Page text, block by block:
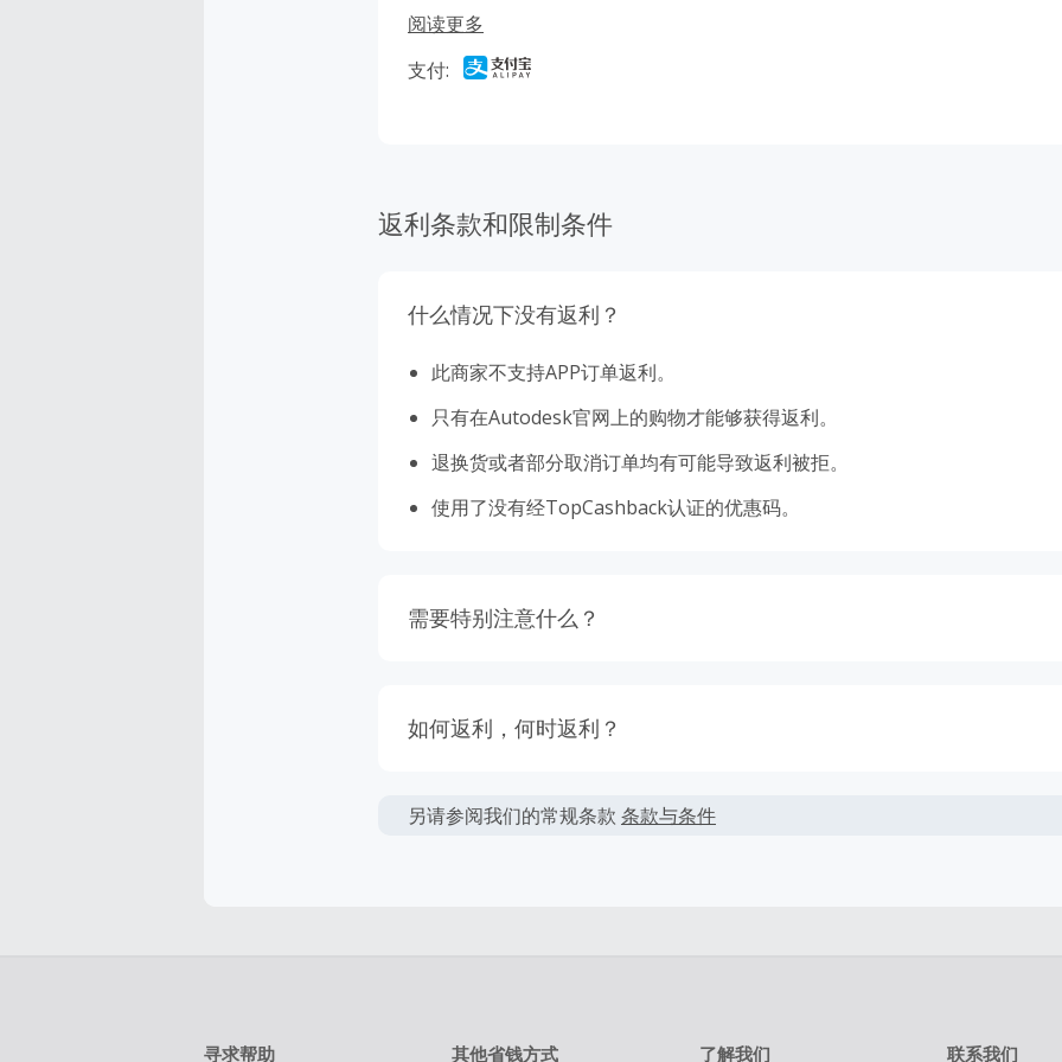
返利更省钱。
阅读更多
支付:
返利条款和限制条件
什么情况下没有返利？
此商家不支持APP订单返利。
只有在Autodesk官网上的购物才能够获得返利。
退换货或者部分取消订单均有可能导致返利被拒。
使用了没有经TopCashback认证的优惠码。
需要特别注意什么？
得到返利。查看我们的使用条款获取更多的信息。
返利一般是按照您结算时的最终金额计算，但商家不会在税费，运费，其它
如何返利，何时返利？
该商家的绝大多数交易会被成功跟踪记录，但偶尔会出现未跟踪到的情况。
另请参阅我们的常规条款 条款与条件
寻求帮助 其他省钱方式 了解我们 联系我们